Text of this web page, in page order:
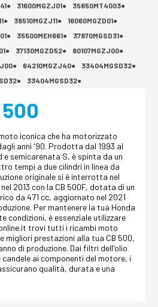
31600MGZJ01●
35850MT4003●
38510MGZJ11●
16060MGZD01●
35500MEH661●
37870MGSD31●
37130MGZD52●
80107MGZJ00●
64210MGZJ40●
33404MGSD32●
33404MGSD32●
iconica che ha motorizzato
anni '90. Prodotta dal 1993 al
e semicarenata S, è spinta da un
tempi a due cilindri in linea da
originale si è interrotta nel
2013 con la CB 500F, dotata di un
da 471 cc, aggiornato nel 2021
Per mantenere la tua Honda
condizioni, è essenziale utilizzare
trovi tutti i ricambi moto
migliori prestazioni alla tua CB 500,
di produzione. Dai filtri dell'olio
ai componenti del motore, i
qualità, durata e una